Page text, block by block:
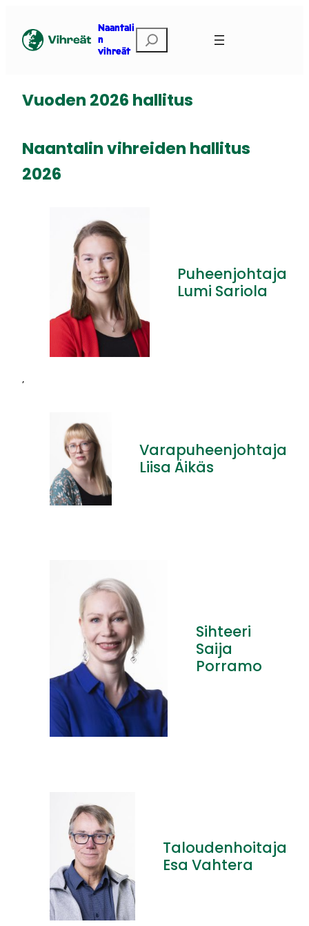
sisältöön
Naantali
n
vihreät
Etsi
Vuoden 2026 hallitus
Naantalin vihreiden hallitus
2026
Puheenjohtaja
Lumi Sariola
’
Varapuheenjohtaja
Liisa Äikäs
Sihteeri
Saija
Porramo
Taloudenhoitaja
Esa Vahtera